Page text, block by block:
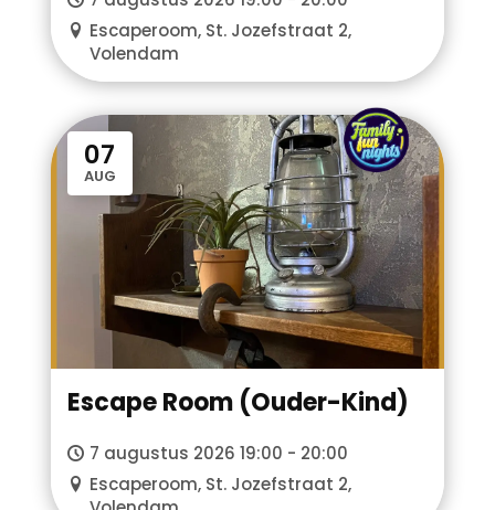
Escaperoom, St. Jozefstraat 2,
Volendam
07
AUG
FFN
Escape Room (Ouder-Kind)
7 augustus 2026 19:00 - 20:00
Escaperoom, St. Jozefstraat 2,